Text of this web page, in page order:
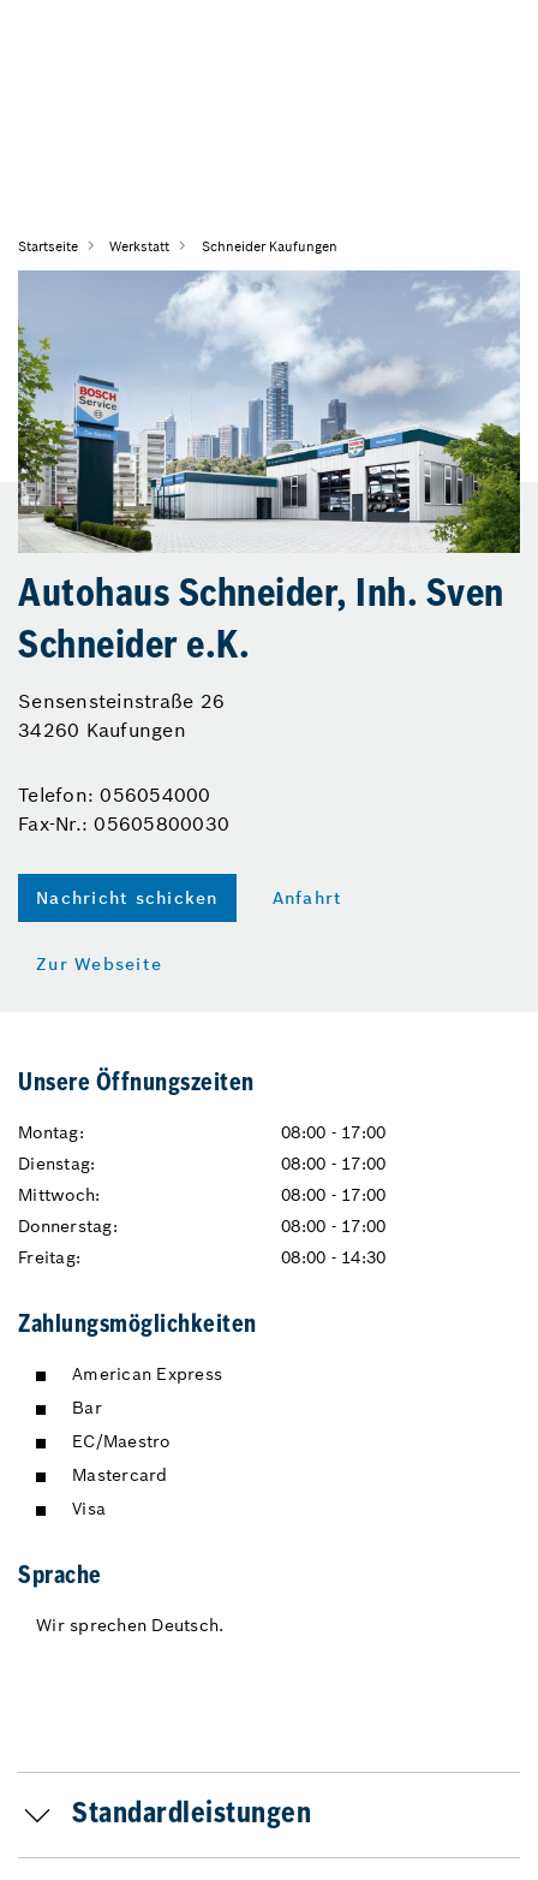
Startseite Werkstatt Schneider Kaufungen
Autohaus Schneider, Inh. Sven
Schneider e.K.
Sensensteinstraße 26
34260 Kaufungen
Telefon: 056054000
Fax-Nr.: 05605800030
Nachricht schicken Anfahrt
Zur Webseite
Unsere Öffnungszeiten
Montag:
08:00 - 17:00
Dienstag:
08:00 - 17:00
Mittwoch:
08:00 - 17:00
Donnerstag:
08:00 - 17:00
Freitag:
08:00 - 14:30
Zahlungsmöglichkeiten
American Express
Bar
EC/Maestro
Mastercard
Visa
Sprache
Wir sprechen Deutsch.
Standardleistungen